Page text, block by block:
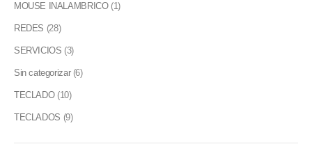
MOUSE INALAMBRICO (1)
REDES (28)
SERVICIOS (3)
Sin categorizar (6)
TECLADO (10)
TECLADOS (9)